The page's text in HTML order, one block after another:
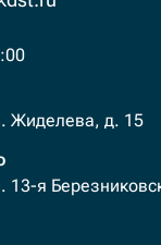
Жиделева, д. 15
13-я